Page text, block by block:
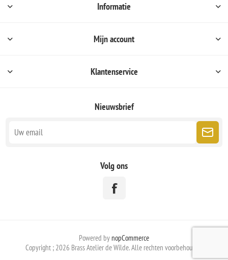
Informatie
Mijn account
Klantenservice
Nieuwsbrief
Volg ons
Powered by nopCommerce
Copyright ; 2026 Brass Atelier de Wilde. Alle rechten voorbehouden